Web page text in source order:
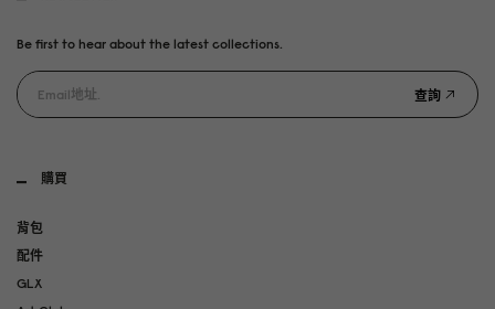
購買
背包
配件
GLX
Be first to hear about the latest collections.
查詢